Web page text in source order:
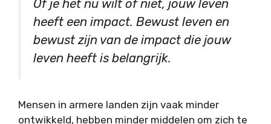
Of je het nu wilt of niet, jouw leven
heeft een impact. Bewust leven en
bewust zijn van de impact die jouw
leven heeft is belangrijk.
Mensen in armere landen zijn vaak minder
ontwikkeld, hebben minder middelen om zich te